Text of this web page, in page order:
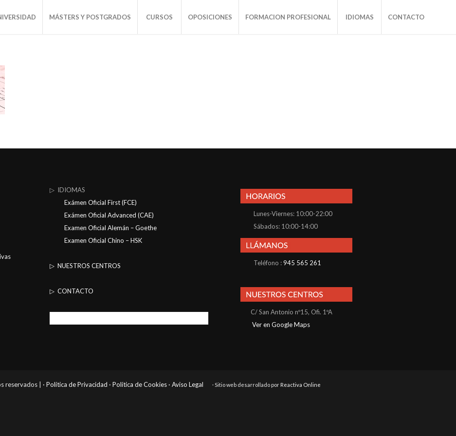
MÁSTERS Y POSTGRADOS CURSOS OPOSICIONES FORMACION PROFESIONAL IDIOMAS CONTACTO
▷ IDIOMAS
Exámen Oficial First (FCE)
Exámen Oficial Advanced (CAE)
Examen Oficial Alemán – Goethe
Examen Oficial Chino – HSK
▷ NUESTROS CENTROS
▷ CONTACTO
Lunes-Viernes: 10:00-22:00
Sábados: 10:00-14:00
Teléfono :945 565 261
C/ San Antonio nº15, Ofi. 1ºA
Ver en Google Maps
reservados | · Política de Privacidad · Política de Cookies · Aviso Legal · Sitio web desarrollado por Reactiva Online